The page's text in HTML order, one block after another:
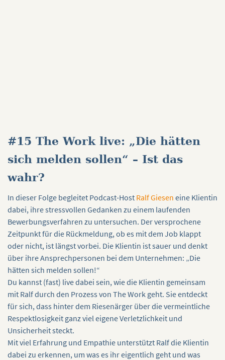
#15 The Work live: „Die hätten
sich melden sollen“ – Ist das
wahr?
In dieser Folge begleitet Podcast-Host Ralf Giesen eine Klientin
dabei, ihre stressvollen Gedanken zu einem laufenden
Bewerbungsverfahren zu untersuchen. Der versprochene
Zeitpunkt für die Rückmeldung, ob es mit dem Job klappt
oder nicht, ist längst vorbei. Die Klientin ist sauer und denkt
über ihre Ansprechpersonen bei dem Unternehmen: „Die
hätten sich melden sollen!“
Du kannst (fast) live dabei sein, wie die Klientin gemeinsam
mit Ralf durch den Prozess von The Work geht. Sie entdeckt
für sich, dass hinter dem Riesenärger über die vermeintliche
Respektlosigkeit ganz viel eigene Verletzlichkeit und
Unsicherheit steckt.
Mit viel Erfahrung und Empathie unterstützt Ralf die Klientin
dabei zu erkennen, um was es ihr eigentlich geht und was